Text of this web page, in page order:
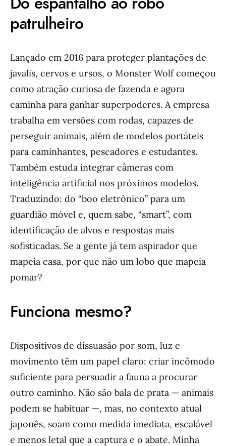
patrulheiro
Lançado em 2016 para proteger plantações de
javalis, cervos e ursos, o Monster Wolf começou
como atração curiosa de fazenda e agora
caminha para ganhar superpoderes. A empresa
trabalha em versões com rodas, capazes de
perseguir animais, além de modelos portáteis
para caminhantes, pescadores e estudantes.
Também estuda integrar câmeras com
inteligência artificial nos próximos modelos.
Traduzindo: do “boo eletrônico” para um
guardião móvel e, quem sabe, “smart”, com
identificação de alvos e respostas mais
sofisticadas. Se a gente já tem aspirador que
mapeia casa, por que não um lobo que mapeia
pomar?
Funciona mesmo?
Dispositivos de dissuasão por som, luz e
movimento têm um papel claro: criar incômodo
suficiente para persuadir a fauna a procurar
outro caminho. Não são bala de prata — animais
podem se habituar —, mas, no contexto atual
japonês, soam como medida imediata, escalável
e menos letal que a captura e o abate. Minha